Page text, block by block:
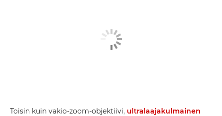
Toisin kuin vakio-zoom-objektiivi, ultralaajakulmainen